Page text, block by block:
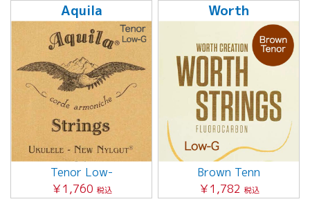
Aquila
Tenor Low-
￥1,760 税込
Worth
Brown Tenn
￥1,782 税込